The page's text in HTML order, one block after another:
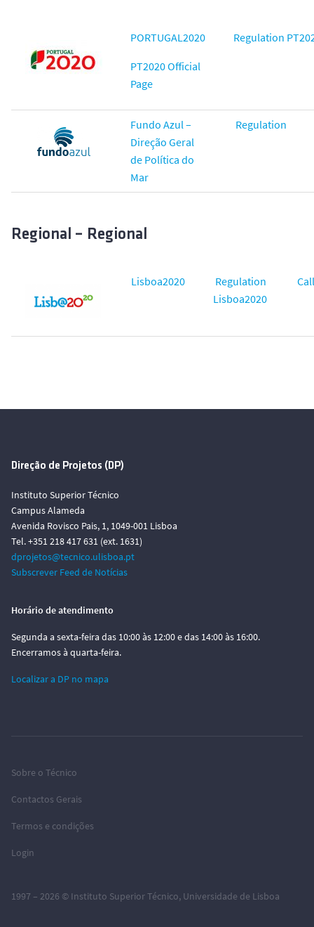
PORTUGAL2020
PT2020 Official
Page
Regulation
Fundo Azul –
Direção Geral
de Política do
Mar
Regulation
Regional – Regional
Lisboa2020
Regulation
Lisboa2020
Direção de Projetos (DP)
Instituto Superior Técnico
Campus Alameda
Avenida Rovisco Pais, 1, 1049-001 Lisboa
Tel. +351 218 417 631 (ext. 1631)
dprojetos@tecnico.ulisboa.pt
Subscrever Feed de Notícias
Horário de atendimento
Segunda a sexta-feira das 10:00 às 12:00 e das 14:00 às 16:00.
Encerramos à quarta-feira.
Localizar a DP no mapa
Sobre o Técnico
Contactos Gerais
Termos e condições
Login
1997 – 2026 © Instituto Superior Técnico, Universidade de Lisboa